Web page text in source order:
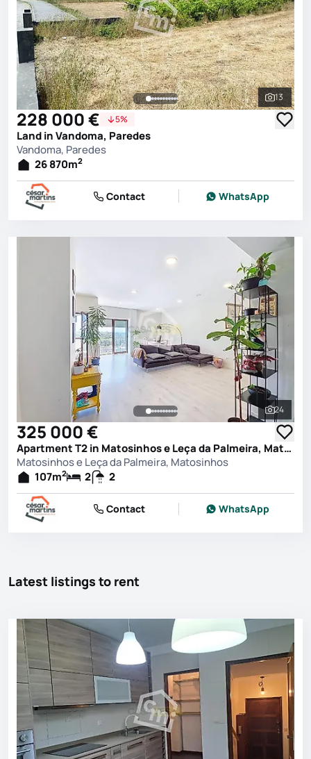
See all
13
228 000 € 5%
Land in Vandoma, Paredes
Vandoma, Paredes
26 870m2
Contact WhatsApp
See all
24
325 000 €
Apartment T2 in Matosinhos e Leça da Palmeira, Matosinhos
Matosinhos e Leça da Palmeira, Matosinhos
107m2 2 2
Contact WhatsApp
Latest listings to rent